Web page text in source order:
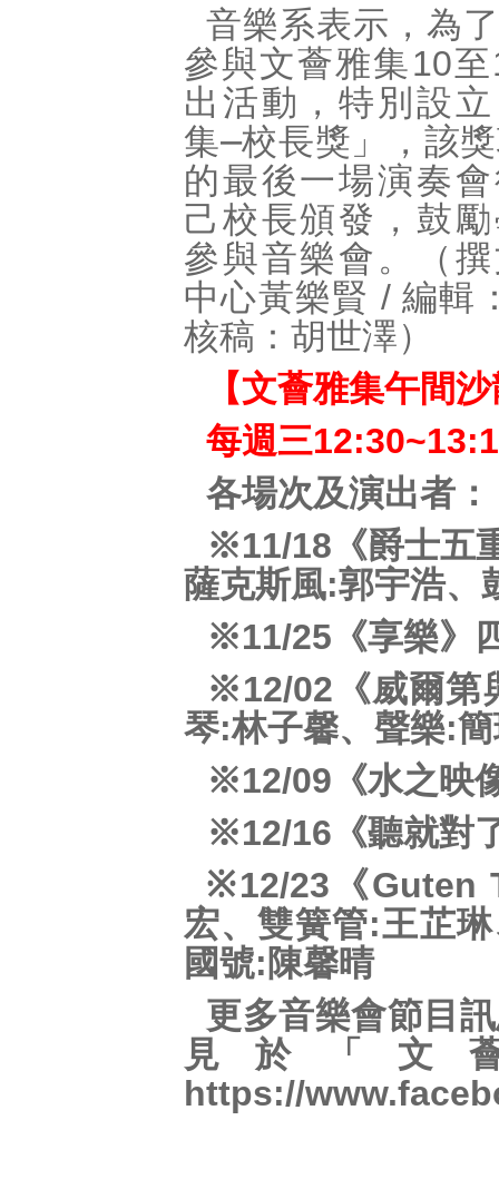
音樂系表示，為
參與文薈雅集10
出活動，特別設
集⎼校長獎」，該
的最後一場演奏
己校長頒發，鼓
參與音樂會。（
中心黃樂賢 / 編輯
核稿：胡世澤）
【文薈雅集午間
每週三
各場次及演出者：
※11/18《爵士五
薩克斯風:郭宇浩、
※11/25《享樂》
※12/02《威爾第
琴:林子馨、聲樂:
※12/09《水之映
※12/16《聽就對
※12/23《Guten
宏、雙簧管:王芷
國號:陳馨晴
更多音樂會節目
見於「文
https://